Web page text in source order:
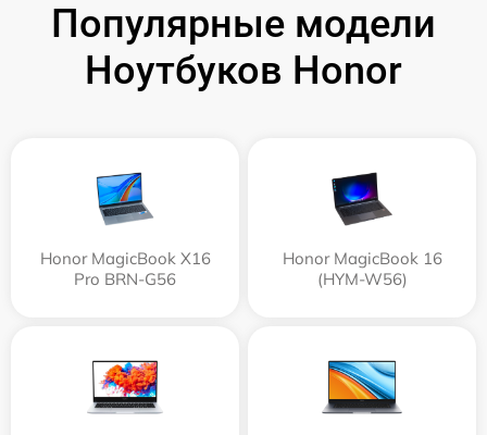
Популярные модели
Ноутбуков Honor
Honor MagicBook X16
Pro BRN-G56
Honor MagicBook 16
(HYM-W56)